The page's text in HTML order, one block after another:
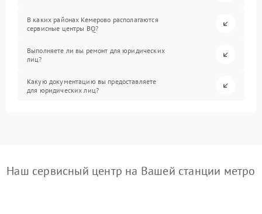
В каких районах Кемерово располагаются
сервисные центры BQ?
Выполняете ли вы ремонт для юридических
лиц?
Какую документацию вы предоставляете
для юридических лиц?
Наш сервисный центр на Вашей станции метро